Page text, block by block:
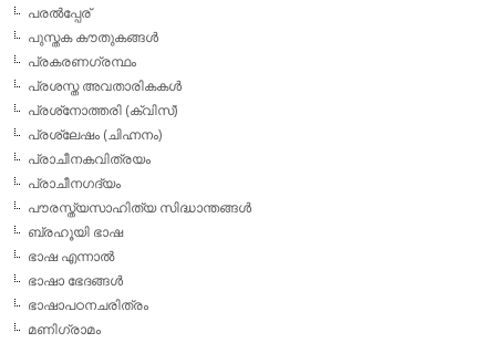
പരല്‍പ്പേര്
പുസ്തക കൗതുകങ്ങള്‍
പ്രകരണഗ്രന്ഥം
പ്രശസ്ത അവതാരികകള്‍
പ്രശ്‌നോത്തരി (ക്വിസ്)
പ്രശ്ലേഷം (ചിഹ്നനം)
പ്രാചീനകവിത്രയം
പ്രാചീനഗദ്യം
പൗരസ്ത്യസാഹിത്യ സിദ്ധാന്തങ്ങള്‍
ബ്രഹൂയി ഭാഷ
ഭാഷ എന്നാല്‍
ഭാഷാ ഭേദങ്ങള്‍
ഭാഷാപഠനചരിത്രം
മണിഗ്രാമം